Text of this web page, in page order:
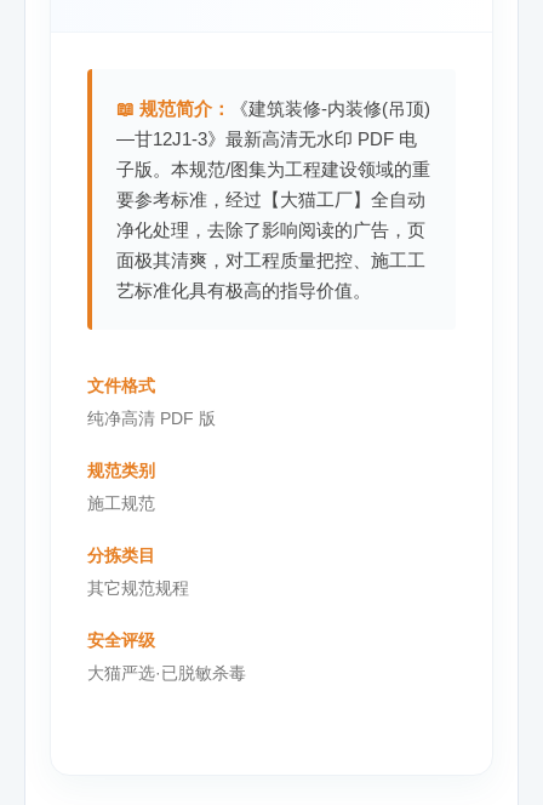
📖 规范简介：
《建筑装修-内装修(吊顶)
—甘12J1-3》最新高清无水印 PDF 电
子版。本规范/图集为工程建设领域的重
要参考标准，经过【大猫工厂】全自动
净化处理，去除了影响阅读的广告，页
面极其清爽，对工程质量把控、施工工
艺标准化具有极高的指导价值。
文件格式
纯净高清 PDF 版
规范类别
施工规范
分拣类目
其它规范规程
安全评级
大猫严选·已脱敏杀毒